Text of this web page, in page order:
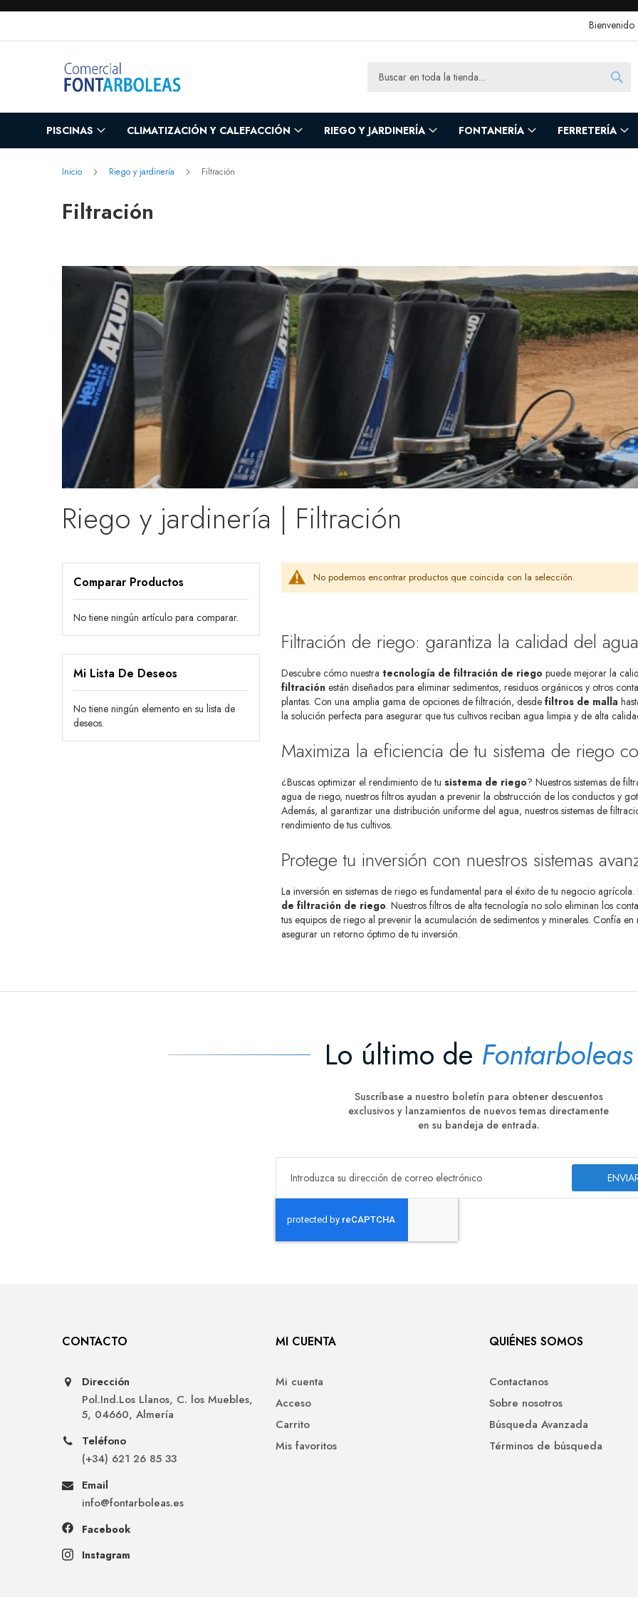
Bienvenido
PISCINAS CLIMATIZACIÓN Y CALEFACCIÓN RIEGO Y JARDINERÍA FONTANERÍA FERRETERÍA
Inicio Riego y jardinería Filtración
Filtración
Riego y jardinería | Filtración
No podemos encontrar productos que coincida con la selección.
Filtración de riego: garantiza la calidad del
Descubre cómo nuestra tecnología de filtración de riego puede mejorar la
filtración están diseñados para eliminar sedimentos, residuos orgánicos y otros
plantas. Con una amplia gama de opciones de filtración, desde filtros de malla
la solución perfecta para asegurar que tus cultivos reciban agua limpia y de alta
Maximiza la eficiencia de tu sistema de riego
¿Buscas optimizar el rendimiento de tu sistema de riego? Nuestros sistemas de
agua de riego, nuestros filtros ayudan a prevenir la obstrucción de los conductos y
Además, al garantizar una distribución uniforme del agua, nuestros sistemas de
rendimiento de tus cultivos.
Protege tu inversión con nuestros sistemas
La inversión en sistemas de riego es fundamental para el éxito de tu negocio
de filtración de riego. Nuestros filtros de alta tecnología no solo eliminan los
tus equipos de riego al prevenir la acumulación de sedimentos y minerales. Confía
asegurar un retorno óptimo de tu inversión.
Comparar Productos
No tiene ningún artículo para comparar.
Mi Lista De Deseos
No tiene ningún elemento en su lista de
deseos.
Lo último de Fontarboleas
Suscríbase a nuestro boletín para obtener descuentos
exclusivos y lanzamientos de nuevos temas directamente
en su bandeja de entrada.
CONTACTO
Dirección
Pol.Ind.Los Llanos, C. los Muebles,
5, 04660, Almería
Teléfono
(+34) 621 26 85 33
Email
info@fontarboleas.es
Facebook
Instagram
MI CUENTA
Mi cuenta
Acceso
Carrito
Mis favoritos
QUIÉNES SOMOS
Contactanos
Sobre nosotros
Búsqueda Avanzada
Términos de búsqueda